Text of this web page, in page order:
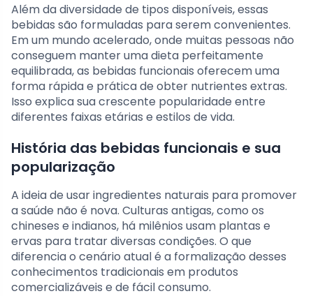
Além da diversidade de tipos disponíveis, essas
bebidas são formuladas para serem convenientes.
Em um mundo acelerado, onde muitas pessoas não
conseguem manter uma dieta perfeitamente
equilibrada, as bebidas funcionais oferecem uma
forma rápida e prática de obter nutrientes extras.
Isso explica sua crescente popularidade entre
diferentes faixas etárias e estilos de vida.
História das bebidas funcionais e sua
popularização
A ideia de usar ingredientes naturais para promover
a saúde não é nova. Culturas antigas, como os
chineses e indianos, há milênios usam plantas e
ervas para tratar diversas condições. O que
diferencia o cenário atual é a formalização desses
conhecimentos tradicionais em produtos
comercializáveis e de fácil consumo.